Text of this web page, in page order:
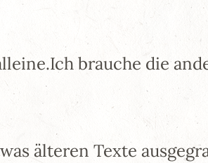
brauche die
älteren Texte